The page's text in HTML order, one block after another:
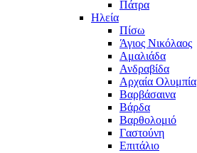
Πάτρα
Ηλεία
Πίσω
Άγιος Νικόλαος
Αμαλιάδα
Ανδραβίδα
Αρχαία Ολυμπία
Βαρβάσαινα
Βάρδα
Βαρθολομιό
Γαστούνη
Επιτάλιο